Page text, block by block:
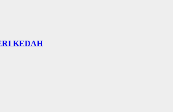
KEDAH